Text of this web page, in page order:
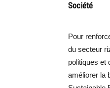
Société
Pour
du secteur
politiques et
améliorer la